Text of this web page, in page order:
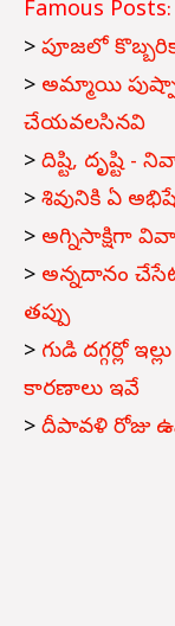
Famous Posts:
> పూజలో
> అమ్మాయి
చేయవలసినవి
> దిష్టి, దృష్టి -
> శివునికి ఏ
> అగ్నిసాక్షిగా
> అన్నదానం
తప్పు
> గుడి దగ్గర్లో
కారణాలు ఇవే
> దీపావళి రోజు